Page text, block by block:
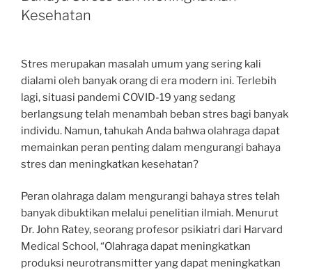
Kesehatan
Stres merupakan masalah umum yang sering kali
dialami oleh banyak orang di era modern ini. Terlebih
lagi, situasi pandemi COVID-19 yang sedang
berlangsung telah menambah beban stres bagi banyak
individu. Namun, tahukah Anda bahwa olahraga dapat
memainkan peran penting dalam mengurangi bahaya
stres dan meningkatkan kesehatan?
Peran olahraga dalam mengurangi bahaya stres telah
banyak dibuktikan melalui penelitian ilmiah. Menurut
Dr. John Ratey, seorang profesor psikiatri dari Harvard
Medical School, “Olahraga dapat meningkatkan
produksi neurotransmitter yang dapat meningkatkan